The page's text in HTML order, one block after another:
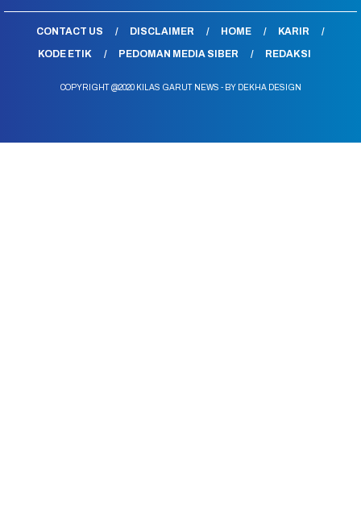
CONTACT US DISCLAIMER HOME
KARIR
KODE ETIK
PEDOMAN MEDIA SIBER REDAKSI
COPYRIGHT @2020 KILAS GARUT NEWS - BY DEKHA DESIGN